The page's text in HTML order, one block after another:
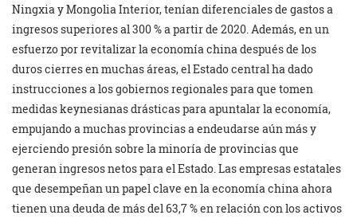
Ningxia y Mongolia Interior, tenían diferenciales de gastos a
ingresos superiores al 300 % a partir de 2020. Además, en un
esfuerzo por revitalizar la economía china después de los
duros cierres en muchas áreas, el Estado central ha dado
instrucciones a los gobiernos regionales para que tomen
medidas keynesianas drásticas para apuntalar la economía,
empujando a muchas provincias a endeudarse aún más y
ejerciendo presión sobre la minoría de provincias que
generan ingresos netos para el Estado. Las empresas estatales
que desempeñan un papel clave en la economía china ahora
tienen una deuda de más del 63,7 % en relación con los activos